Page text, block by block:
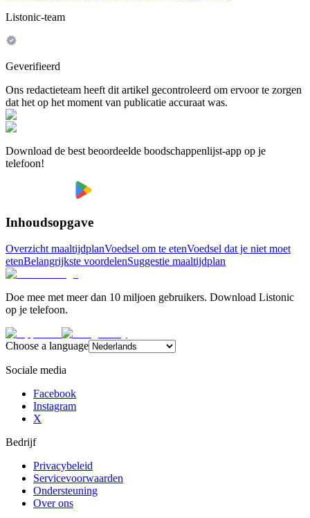
Listonic-team
Geverifieerd
Ons redactieteam heeft dit artikel gecontroleerd om ervoor te zorgen
dat het op het moment van publicatie accuraat was.
Download de best beoordeelde boodschappenlijst-app op je
telefoon!
Inhoudsopgave
Overzicht maaltijdplanVoedsel om te etenVoedsel dat je niet moet
etenBelangrijkste voordelenSuggestie maaltijdplan
Doe mee met meer dan 10 miljoen gebruikers. Download Listonic
op je telefoon.
Choose a language
Sociale media
Facebook
Instagram
X
Bedrijf
Privacybeleid
Servicevoorwaarden
Ondersteuning
Over ons